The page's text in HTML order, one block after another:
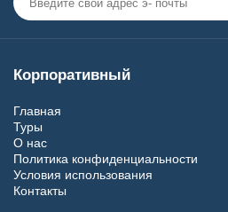
Корпоративный
Главная
Туры
О нас
Политика конфиденциальности
Условия использования
Контакты